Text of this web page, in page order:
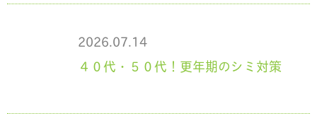
2026.07.14
４０代・５０代！更年期のシミ対策